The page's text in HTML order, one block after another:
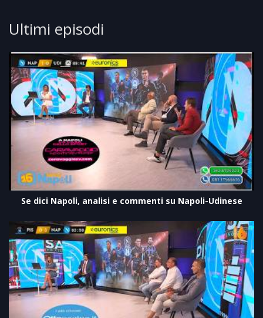
Ultimi episodi
Se dici Napoli, analisi e commenti su Napoli-Udinese